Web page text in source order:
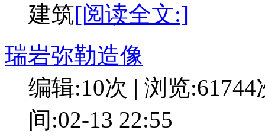
建筑[阅读全文:]
瑞岩弥勒造像
编辑:10次 | 浏览:61744
间:02-13 22:55